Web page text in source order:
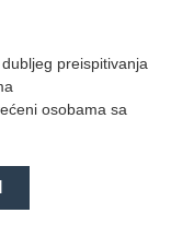
preispitivanja
osobama sa